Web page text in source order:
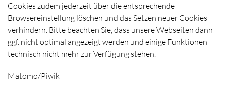
Cookies zudem jederzeit über die entsprechende
Browsereinstellung löschen und das Setzen neuer Cookies
verhindern. Bitte beachten Sie, dass unsere Webseiten dann
ggf. nicht optimal angezeigt werden und einige Funktionen
technisch nicht mehr zur Verfügung stehen.
Matomo/Piwik